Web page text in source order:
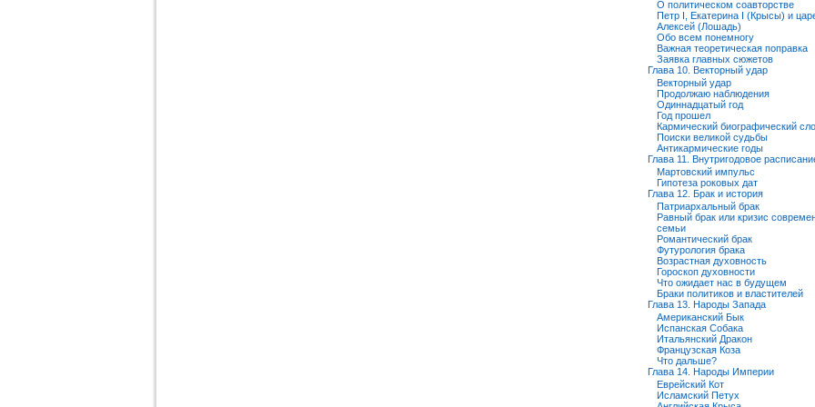
О политическом соавторстве
Петр I, Екатерина I (Крысы) и
Алексей (Лошадь)
Обо всем понемногу
Важная теоретическая поправка
Заявка главных сюжетов
Глава 10. Векторный удар
Векторный удар
Продолжаю наблюдения
Одиннадцатый год
Год прошел
Кармический биографический
Поиски великой судьбы
Антикармические годы
Глава 11. Внутригодовое
Мартовский импульс
Гипотеза роковых дат
Глава 12. Брак и история
Патриархальный брак
Равный брак или кризис
семьи
Романтический брак
Футурология брака
Возрастная духовность
Гороскоп духовности
Что ожидает нас в будущем
Браки политиков и властителей
Глава 13. Народы Запада
Американский Бык
Испанская Собака
Итальянский Дракон
Французская Коза
Что дальше?
Глава 14. Народы Империи
Еврейский Кот
Исламский Петух